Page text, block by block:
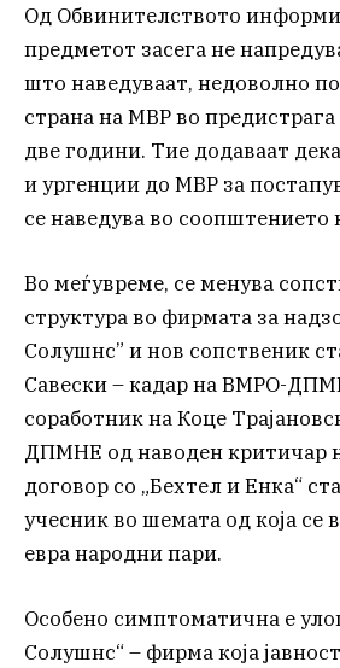
Од Обвинителството
предметот засега не
што наведуваат, недоволно
страна на МВР во предистрага
две години. Тие додаваат
и ургенции до МВР за
се наведува во соопштението
Во меѓувреме, се менува
структура во фирмата за
Солушнс” и нов сопственик
Савески – кадар на ВМРО-
соработник на Коце
ДПМНЕ од наводен критичар
договор со „Бехтел и Енка“
учесник во шемата од која се
евра народни пари.
Особено симптоматична е
Солушнс“ – фирма која